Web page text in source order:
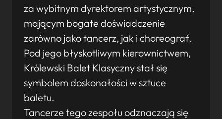
za wybitnym dyrektorem artystycznym,
mającym bogate doświadczenie
zarówno jako tancerz, jak i choreograf.
Pod jego błyskotliwym kierownictwem,
Królewski Balet Klasyczny stał się
symbolem doskonałości w sztuce
baletu.
Tancerze tego zespołu odznaczają się